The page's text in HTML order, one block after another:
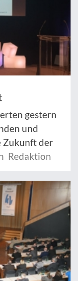
gestern
und
Zukunft der
Redaktion